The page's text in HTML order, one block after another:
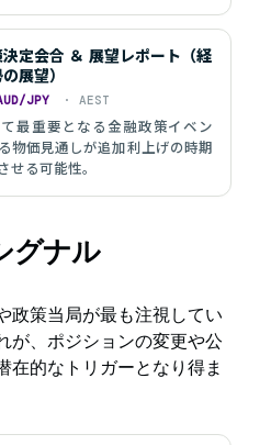
定会合 ＆ 展望レポート（経
展望）
JPY · AEST
最重要となる金融政策イベン
物価見通しが追加利上げの時期
せる可能性。
グナル
政策当局が最も注視してい
が、ポジションの変更や公
在的なトリガーとなり得ま